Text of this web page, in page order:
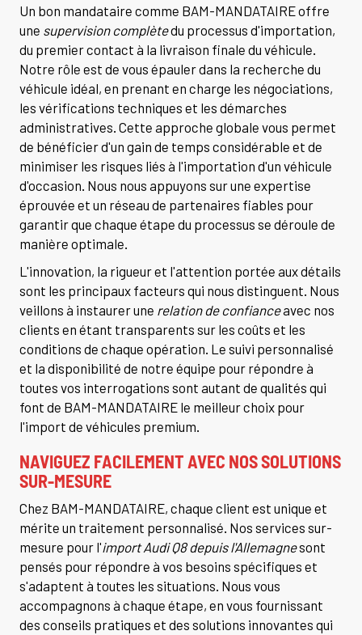
Un bon mandataire comme BAM-MANDATAIRE offre
une supervision complètedu processus d'importation,
du premier contact à la livraison finale du véhicule.
Notre rôle est de vous épauler dans la recherche du
véhicule idéal, en prenant en charge les négociations,
les vérifications techniques et les démarches
administratives. Cette approche globale vous permet
de bénéficier d'un gain de temps considérable et de
minimiser les risques liés à l'importation d'un véhicule
d'occasion. Nous nous appuyons sur une expertise
éprouvée et un réseau de partenaires fiables pour
garantir que chaque étape du processus se déroule de
manière optimale.
L'innovation, la rigueur et l'attention portée aux détails
sont les principaux facteurs qui nous distinguent. Nous
veillons à instaurer une relation de confianceavec nos
clients en étant transparents sur les coûts et les
conditions de chaque opération. Le suivi personnalisé
et la disponibilité de notre équipe pour répondre à
toutes vos interrogations sont autant de qualités qui
font de BAM-MANDATAIRE le meilleur choix pour
l'import de véhicules premium.
NAVIGUEZ FACILEMENT AVEC NOS SOLUTIONS
SUR-MESURE
Chez BAM-MANDATAIRE, chaque client est unique et
mérite un traitement personnalisé. Nos services sur-
mesure pour l'import Audi Q8 depuis l'Allemagnesont
pensés pour répondre à vos besoins spécifiques et
s'adaptent à toutes les situations. Nous vous
accompagnons à chaque étape, en vous fournissant
des conseils pratiques et des solutions innovantes qui